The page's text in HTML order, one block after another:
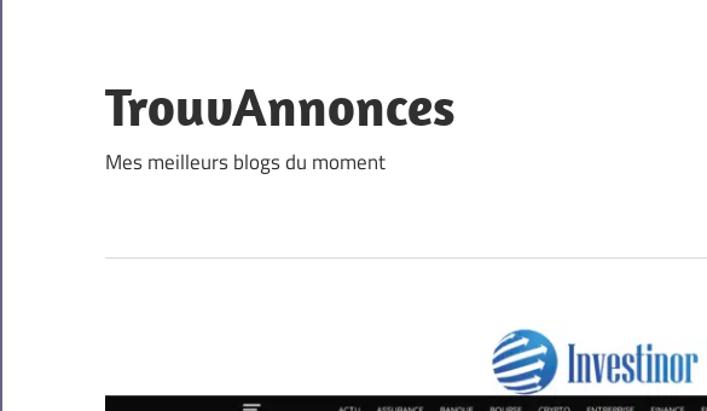
content
TrouvAnnonces
Mes meilleurs blogs du moment